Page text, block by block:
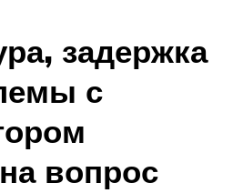
задержка
с
вопрос